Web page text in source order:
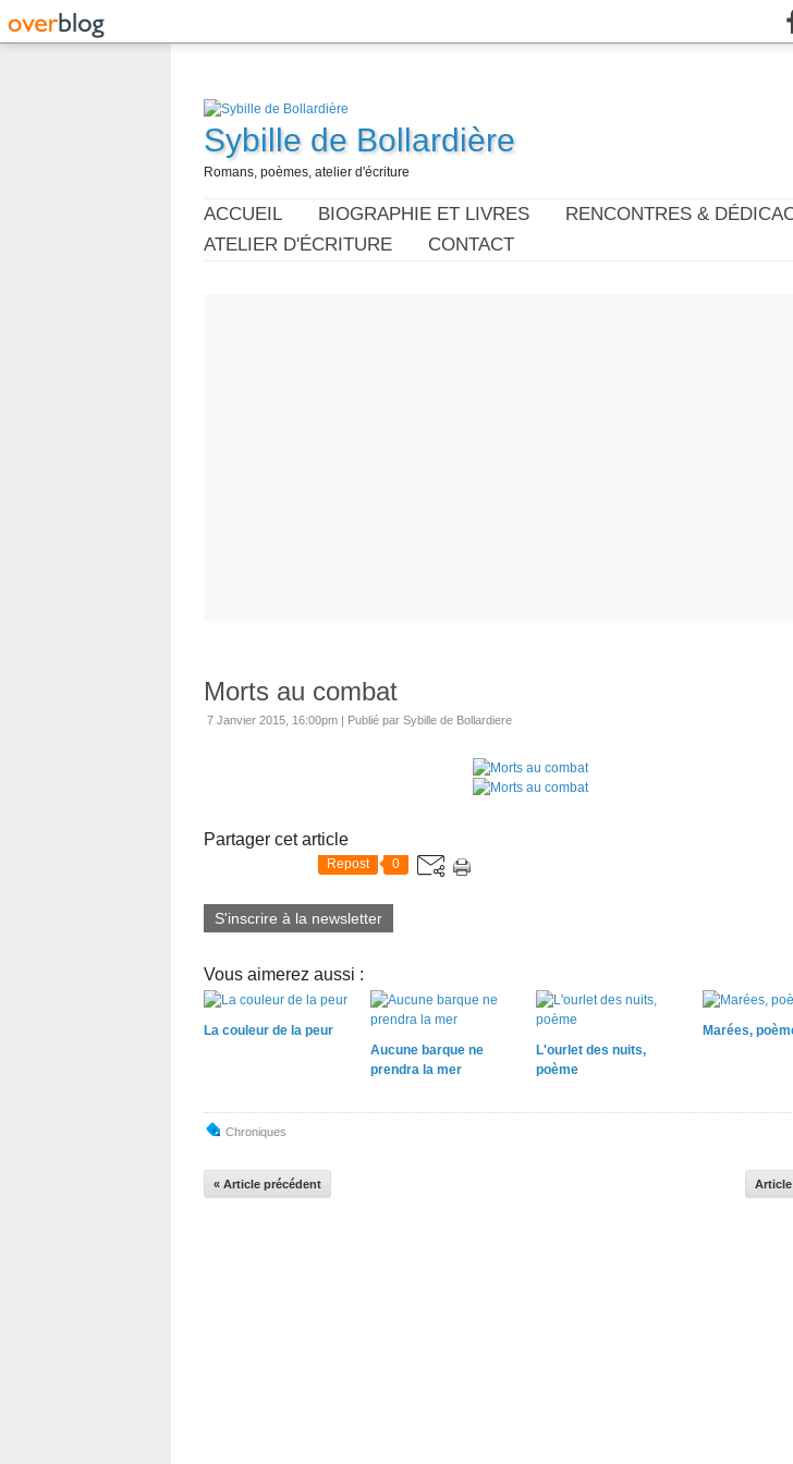
Sybille de Bollardière
Romans, poèmes, atelier d'écriture
ACCUEIL BIOGRAPHIE ET LIVRES RENCONTRES &
ATELIER D'ÉCRITURE
CONTACT
Morts au combat
7 Janvier 2015, 16:00pm | Publié par Sybille de Bollardiere
Partager cet article
Repost 0
S'inscrire à la newsletter
Vous aimerez aussi :
La couleur de la peur
Aucune barque ne
prendra la mer
L'ourlet des nuits,
poème
Marées,
Chroniques
« Article précédent